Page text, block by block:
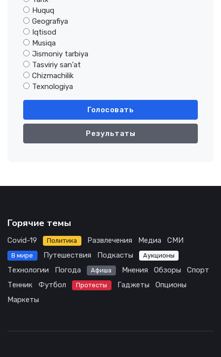
Huquq
Geografiya
Iqtisod
Musiqa
Jismoniy tarbiya
Tasviriy san'at
Chizmachilik
Texnologiya
Голосовать
Результаты
Горячие темы
Covid-19 Политика Развлечения Медиа СМИ
В мире Путешествия Подкасты Аукционы
Технологии Погода Афиша Мнения Обзоры
Спорт
Тенник
Футбол Протесты Гаджеты
Опционы
Маркеты